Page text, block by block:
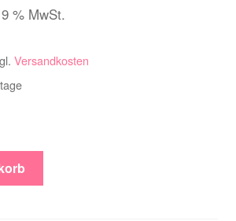
% MwSt.
Versandkosten